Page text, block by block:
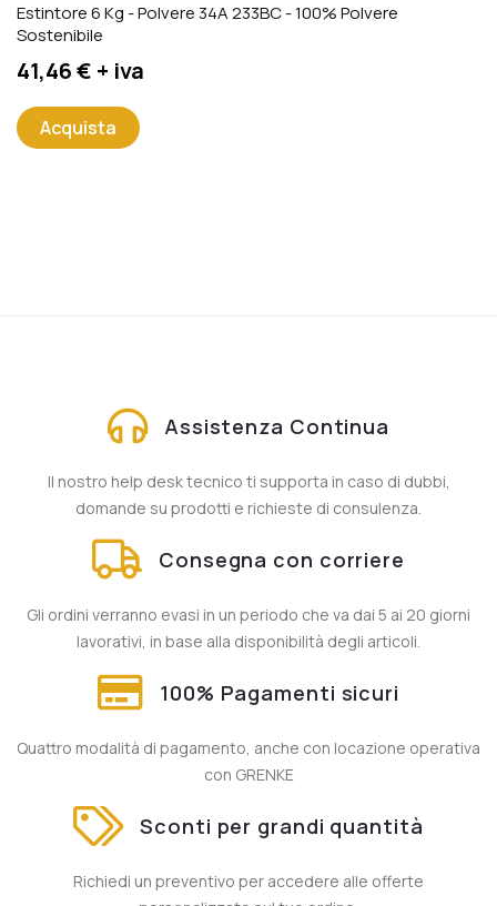
Estintore 6 Kg - Polvere 34A 233BC - 100% Polvere
Sostenibile
Prezzo
41,46 € + iva
Acquista
Assistenza Continua
Il nostro help desk tecnico ti supporta in caso di dubbi,
domande su prodotti e richieste di consulenza.
Consegna con corriere
Gli ordini verranno evasi in un periodo che va dai 5 ai 20 giorni
lavorativi, in base alla disponibilità degli articoli.
100% Pagamenti sicuri
Quattro modalità di pagamento, anche con locazione operativa
con GRENKE
Sconti per grandi quantità
Richiedi un preventivo per accedere alle offerte